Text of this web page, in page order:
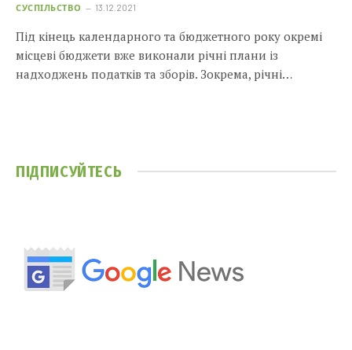
СУСПІЛЬСТВО 13.12.2021
Під кінець календарного та бюджетного року окремі
місцеві бюджети вже виконали річні плани із
надходжень податків та зборів. Зокрема, річні…
ПІДПИСУЙТЕСЬ